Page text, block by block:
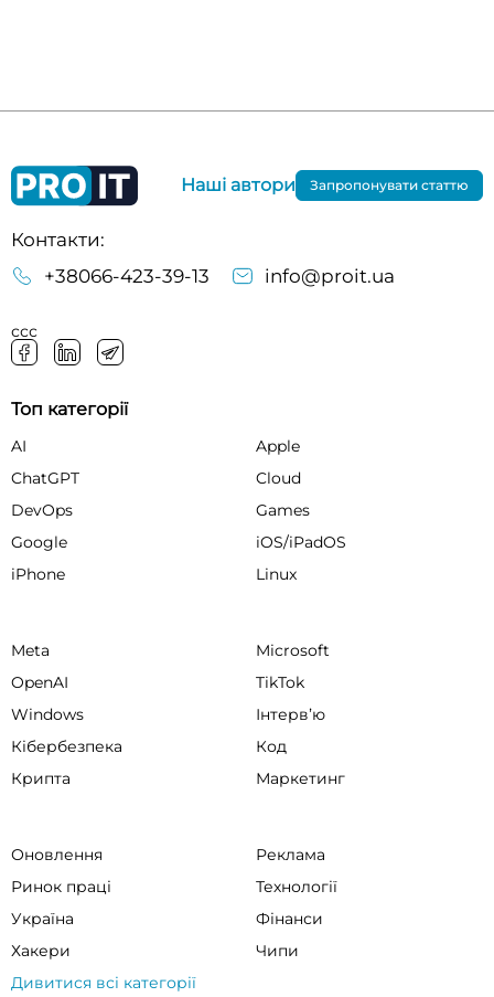
Контакти:
+38066-423-39-13
info@proit.ua
ссс
Наші автори Запропонувати статтю
Топ категорії
AI
Apple
ChatGPT
Cloud
DevOps
Games
Google
iOS/iPadOS
iPhone
Linux
Meta
Microsoft
OpenAI
TikTok
Windows
Інтервʼю
Кібербезпека
Код
Крипта
Маркетинг
Оновлення
Реклама
Ринок праці
Технології
Україна
Фінанси
Хакери
Чипи
Дивитися всі категорії